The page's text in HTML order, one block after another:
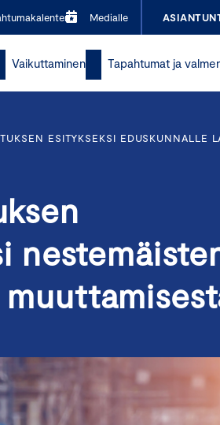
Medialle
Vaikuttaminen Tapahtumat ja
ESITYKSEKSI EDUSKUNNALLE